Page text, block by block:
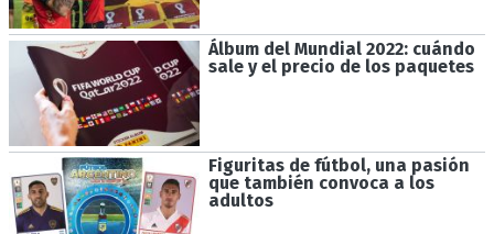
Álbum del Mundial 2022: cuándo
sale y el precio de los paquetes
Figuritas de fútbol, una pasión
que también convoca a los
adultos